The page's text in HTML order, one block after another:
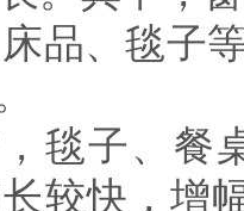
床品、毯子
毯子、餐
较快，增